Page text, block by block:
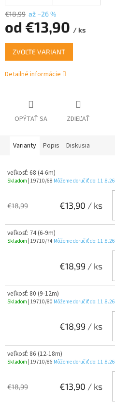
€18,99 až –26 %
od €13,90 / ks
Jednotková
cena:
ZVOĽTE VARIANT
Detailné informácie
OPÝTAŤ SA ZDIEĽAŤ
Varianty Popis Diskusia
veľkosť: 68 (4-6m)
Skladom | 19710/68 Môžeme doručiť do: 11.8.26
€18,99 €13,90 / ks
veľkosť: 74 (6-9m)
Skladom | 19710/74 Môžeme doručiť do: 11.8.26
€18,99 / ks
veľkosť: 80 (9-12m)
Skladom | 19710/80 Môžeme doručiť do: 11.8.26
€18,99 / ks
veľkosť: 86 (12-18m)
Skladom | 19710/86 Môžeme doručiť do: 11.8.26
€18,99 €13,90 / ks